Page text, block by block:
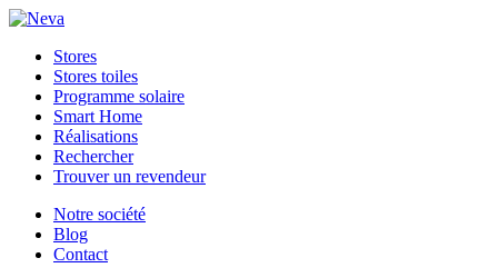
Stores
Stores toiles
Programme solaire
Smart Home
Réalisations
Rechercher
Trouver un revendeur
Notre société
Blog
Contact